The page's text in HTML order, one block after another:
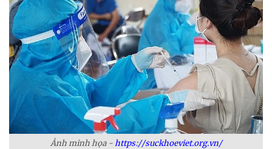
Ảnh minh họa -https://suckhoeviet.org.vn/